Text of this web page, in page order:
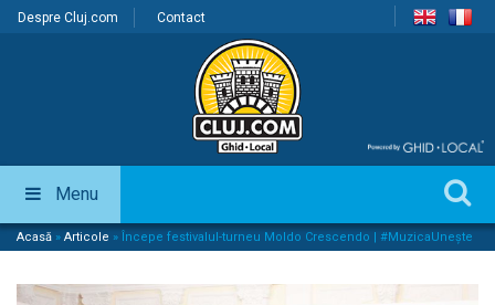
Despre Cluj.com Contact
Menu
Acasă » Articole » Începe festivalul-turneu Moldo Crescendo | #MuzicaUnește